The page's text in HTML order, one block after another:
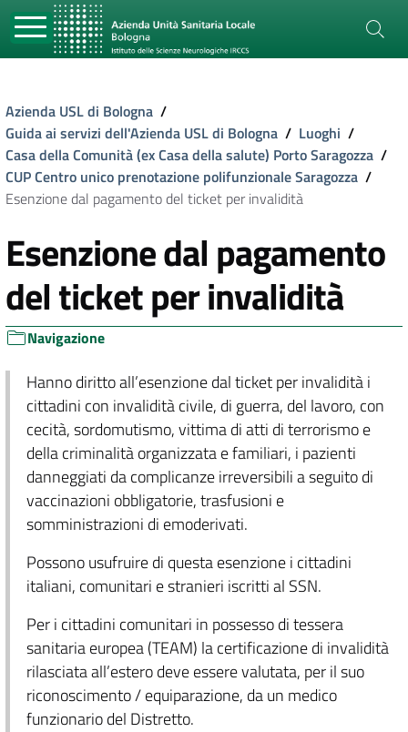
Azienda USL di Bologna /
Guida ai servizi dell'Azienda USL di Bologna / Luoghi /
Casa della Comunità (ex Casa della salute) Porto Saragozza /
CUP Centro unico prenotazione polifunzionale Saragozza /
Esenzione dal pagamento del ticket per invalidità
Esenzione dal pagamento
del ticket per invalidità
Navigazione
Hanno diritto all’esenzione dal ticket per invalidità i
cittadini con invalidità civile, di guerra, del lavoro, con
cecità, sordomutismo, vittima di atti di terrorismo e
della criminalità organizzata e familiari, i pazienti
danneggiati da complicanze irreversibili a seguito di
vaccinazioni obbligatorie, trasfusioni e
somministrazioni di emoderivati.
Possono usufruire di questa esenzione i cittadini
italiani, comunitari e stranieri iscritti al SSN.
Per i cittadini comunitari in possesso di tessera
sanitaria europea (TEAM) la certificazione di invalidità
rilasciata all’estero deve essere valutata, per il suo
riconoscimento / equiparazione, da un medico
funzionario del Distretto.